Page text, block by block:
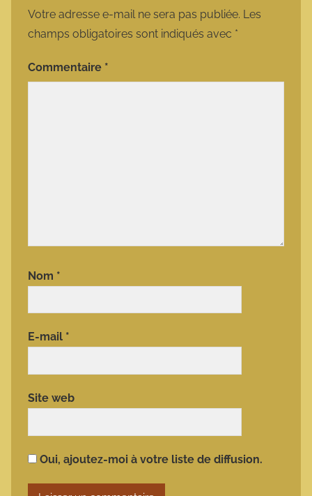
Votre adresse e-mail ne sera pas publiée. Les
champs obligatoires sont indiqués avec *
Commentaire *
Nom *
E-mail *
Site web
Oui, ajoutez-moi à votre liste de diffusion.